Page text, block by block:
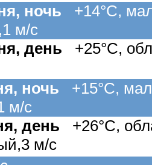
ночь +14°C,
м/с
день +25°C,
ночь +15°C,
м/с
день +26°C,
м/с